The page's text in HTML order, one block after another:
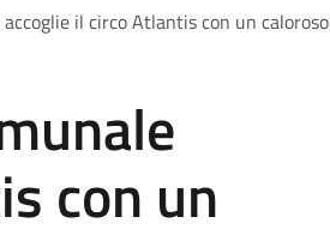
il circo Atlantis con un caloroso
con un